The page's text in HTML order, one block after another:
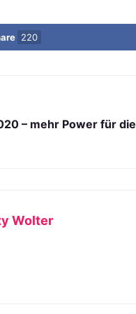
220
– mehr Power für die
Wolter